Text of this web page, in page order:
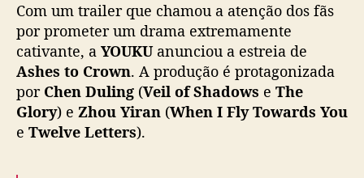
r
e
i
a
d
e
Com um trailer que chamou a atenção dos fãs
por prometer um drama extremamente
cativante, a YOUKU anunciou a estreia de
Ashes to Crown. A produção é protagonizada
por Chen Duling (Veil of Shadows e The
Glory) e Zhou Yiran (When I Fly Towards You
e Twelve Letters).